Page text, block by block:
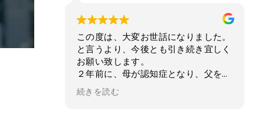
い。
捨て。そん
この度は、大変お世話になりました。
と言うより、今後とも引き続き宜しく
お願い致します。
２年前に、母が認知症となり、父をサ
ポートして来ましたが、父も廃業し、
母が施設に入ってからは父も物忘れが
続きを読む